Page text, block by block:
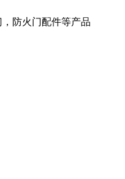
防火门配件等产品